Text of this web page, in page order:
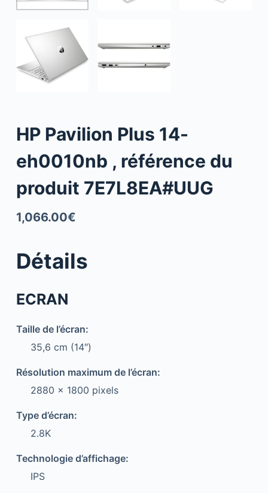
HP Pavilion Plus 14-
eh0010nb , référence du
produit 7E7L8EA#UUG
1,066.00€
Détails
ECRAN
Taille de l’écran:
35,6 cm (14″)
Résolution maximum de l’écran:
2880 x 1800 pixels
Type d’écran:
2.8K
Technologie d’affichage:
IPS